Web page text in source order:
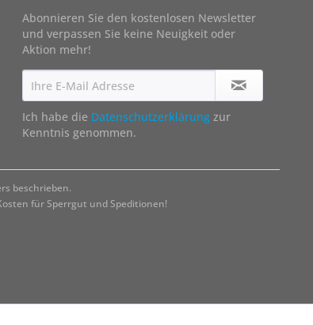
Abonnieren Sie den kostenlosen Newsletter
und verpassen Sie keine Neuigkeit oder
Aktion mehr!
Ich habe die Datenschutzerklärung zur
Kenntnis genommen.
beschrieben.
für Sperrgut und Speditionen!